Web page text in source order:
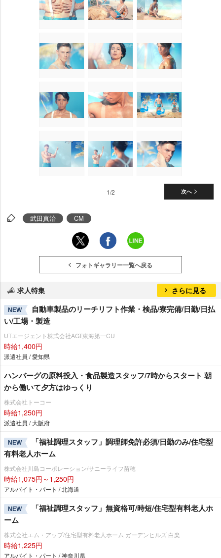
次へ
1/2
武田真治 CM
フォトギャラリー一覧へ戻る
求人特集 さらに見る
NEW
自動車製品のリーチリフト作業・検品/寮完備/日勤/日払
い/工場・製造
UTエージェント株式会社AGT東海第一CU
時給1,400円
派遣社員 / 愛知県
ハンバーグの原料投入・食品製造スタッフ/7時からスタート 朝
から働いて夕方はゆっくり
株式会社トーコー
時給1,250円
派遣社員 / 大阪府
NEW
「福祉調理スタッフ」調理師免許必須/日勤のみ/住宅型
有料老人ホーム
株式会社川島コーポレーション/サニーライフ苗穂
時給1,075円～1,250円
アルバイト・パート / 北海道
NEW
「福祉調理スタッフ」無資格可/時短/住宅型有料老人ホ
ーム
株式会社エム・アップ/住宅型有料老人ホーム ガーデンヒルズ 白楽
時給1,225円
アルバイト・パート / 神奈川県